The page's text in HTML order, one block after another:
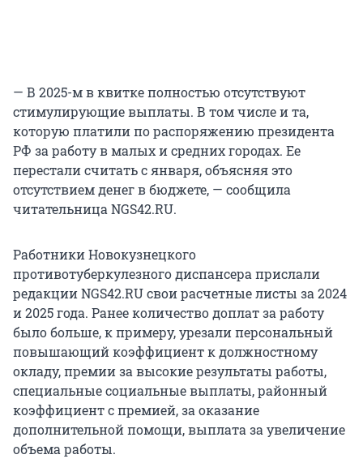
— В 2025-м в квитке полностью отсутствуют
стимулирующие выплаты. В том числе и та,
которую платили по распоряжению президента
РФ за работу в малых и средних городах. Ее
перестали считать с января, объясняя это
отсутствием денег в бюджете, — сообщила
читательница NGS42.RU.
Работники Новокузнецкого
противотуберкулезного диспансера прислали
редакции NGS42.RU свои расчетные листы за 2024
и 2025 года. Ранее количество доплат за работу
было больше, к примеру, урезали персональный
повышающий коэффициент к должностному
окладу, премии за высокие результаты работы,
специальные социальные выплаты, районный
коэффициент с премией, за оказание
дополнительной помощи, выплата за увеличение
объема работы.